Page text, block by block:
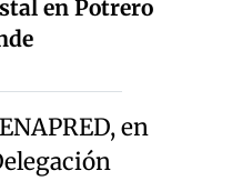
en Potrero
en